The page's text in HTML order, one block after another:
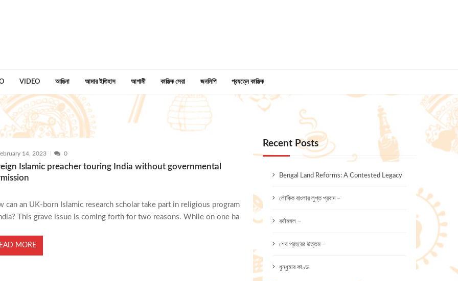
VIDEO আঙিনা আমার ইতিহাস আগামী কাঞ্জিক সেরা জনলিপি প্রযত্নে কাঞ্জিক
14, 2023 0
Islamic preacher touring India without governmental
can an UK-born Islamic research scholar take part in religious program
This grave issue is coming forth for two reasons. While on one ha
MORE
Recent Posts
Bengal Land Reforms: A Contested Legacy
লৌকিক বাংলার লুপ্ত প্রবাদ –
বর্ষামঙ্গল –
শেষ প্রহরের উত্তম –
ধুন্ধুমার কাণ্ড